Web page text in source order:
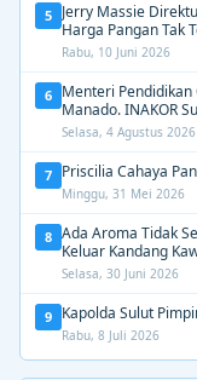
5 Jerry Massie
Harga Pangan Tak
Dipertahankan”
Rabu, 10 Juni 2026
6 Menteri
Manado. INAKOR
Aroma Busuk di
Selasa, 4 Agustus 2026
7 Priscilia Cahaya
Minggu, 31 Mei 2026
8 Ada Aroma Tidak
Keluar Kandang
Selasa, 30 Juni 2026
9 Kapolda Sulut
Rabu, 8 Juli 2026